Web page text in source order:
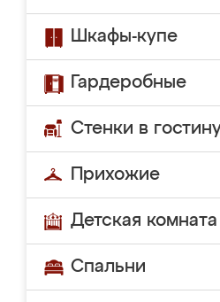
Шкафы-купе
Гардеробные
Стенки в
Прихожие
Детская комната
Спальни